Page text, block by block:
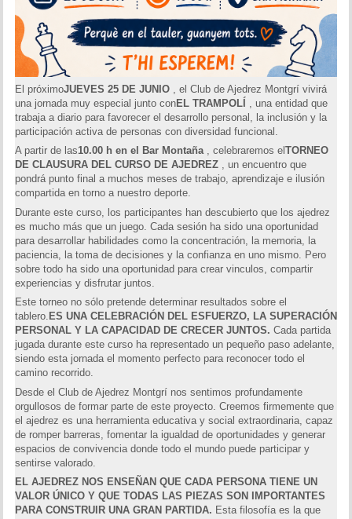
El próximoJUEVES 25 DE JUNIO , el Club de Ajedrez Montgrí vivirá
una jornada muy especial junto conEL TRAMPOLÍ , una entidad que
trabaja a diario para favorecer el desarrollo personal, la inclusión y la
participación activa de personas con diversidad funcional.
A partir de las10.00 h en el Bar Montaña, celebraremos el TORNEO
DE CLAUSURA DEL CURSO DE AJEDREZ , un encuentro que
pondrá punto final a muchos meses de trabajo, aprendizaje e ilusión
compartida en torno a nuestro deporte.
Durante este curso, los participantes han descubierto que los ajedrez
es mucho más que un juego. Cada sesión ha sido una oportunidad
para desarrollar habilidades como la concentración, la memoria, la
paciencia, la toma de decisiones y la confianza en uno mismo. Pero
sobre todo ha sido una oportunidad para crear vinculos, compartir
experiencias y disfrutar juntos.
Este torneo no sólo pretende determinar resultados sobre el
tablero. ES UNA CELEBRACIÓN DEL ESFUERZO, LA SUPERACIÓN
PERSONAL Y LA CAPACIDAD DE CRECER JUNTOS. Cada partida
jugada durante este curso ha representado un pequeño paso adelante,
siendo esta jornada el momento perfecto para reconocer todo el
camino recorrido.
Desde el Club de Ajedrez Montgrí nos sentimos profundamente
orgullosos de formar parte de este proyecto. Creemos firmemente que
el ajedrez es una herramienta educativa y social extraordinaria, capaz
de romper barreras, fomentar la igualdad de oportunidades y generar
espacios de convivencia donde todo el mundo puede participar y
sentirse valorado.
EL AJEDREZ NOS ENSEÑAN QUE CADA PERSONA TIENE UN
VALOR ÚNICO Y QUE TODAS LAS PIEZAS SON IMPORTANTES
PARA CONSTRUIR UNA GRAN PARTIDA. Esta filosofía es la que